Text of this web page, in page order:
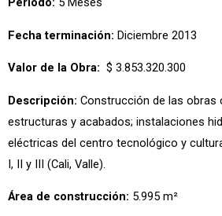
Fecha terminación: Diciembre 2013
Valor de la Obra: $ 3.853.320.300
Descripción: Construcción de las obras
estructuras y acabados; instalaciones
eléctricas del centro tecnológico y
I, II y III (Cali, Valle).
Área de construcción: 5.995 m²